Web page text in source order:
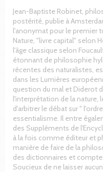
Jean-Baptiste Robinet,
postérité, publie à
l'anonymat pour le premier
Nature, "livre capital" selon
l'âge classique selon
étonnant de philosophie
récentes des naturalistes,
dans les Lumières
question du mal et Diderot
l'interprétation de la
d'arbitrer le débat sur "
essentialisme. Il entre
des Suppléments de
à la fois comme éditeur et
manière de faire de la
des dictionnaires et
Soucieux de ne laisser